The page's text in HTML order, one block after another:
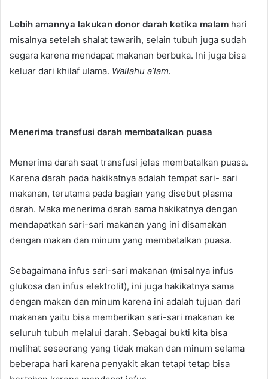
Lebih amannya lakukan donor darah ketika malam hari
misalnya setelah shalat tawarih, selain tubuh juga sudah
segara karena mendapat makanan berbuka. Ini juga bisa
keluar dari khilaf ulama. Wallahu a’lam.
Menerima transfusi darah membatalkan puasa
Menerima darah saat transfusi jelas membatalkan puasa.
Karena darah pada hakikatnya adalah tempat sari- sari
makanan, terutama pada bagian yang disebut plasma
darah. Maka menerima darah sama hakikatnya dengan
mendapatkan sari-sari makanan yang ini disamakan
dengan makan dan minum yang membatalkan puasa.
Sebagaimana infus sari-sari makanan (misalnya infus
glukosa dan infus elektrolit), ini juga hakikatnya sama
dengan makan dan minum karena ini adalah tujuan dari
makanan yaitu bisa memberikan sari-sari makanan ke
seluruh tubuh melalui darah. Sebagai bukti kita bisa
melihat seseorang yang tidak makan dan minum selama
beberapa hari karena penyakit akan tetapi tetap bisa